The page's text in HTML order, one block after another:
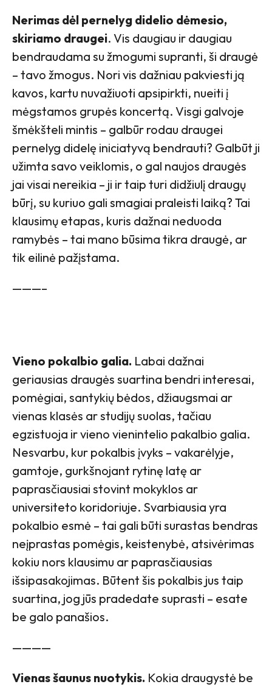
Nerimas dėl pernelyg didelio dėmesio,
skiriamo draugei. Vis daugiau ir daugiau
bendraudama su žmogumi supranti, ši draugė
– tavo žmogus. Nori vis dažniau pakviesti ją
kavos, kartu nuvažiuoti apsipirkti, nueiti į
mėgstamos grupės koncertą. Visgi galvoje
šmėkšteli mintis – galbūr rodau draugei
pernelyg didelę iniciatyvą bendrauti? Galbūt ji
užimta savo veiklomis, o gal naujos draugės
jai visai nereikia – ji ir taip turi didžiulį draugų
būrį, su kuriuo gali smagiai praleisti laiką? Tai
klausimų etapas, kuris dažnai neduoda
ramybės – tai mano būsima tikra draugė, ar
tik eilinė pažįstama.
———–
Vieno pokalbio galia. Labai dažnai
geriausias draugės suartina bendri interesai,
pomėgiai, santykių bėdos, džiaugsmai ar
vienas klasės ar studijų suolas, tačiau
egzistuoja ir vieno vienintelio pakalbio galia.
Nesvarbu, kur pokalbis įvyks – vakarėlyje,
gamtoje, gurkšnojant rytinę latę ar
paprasčiausiai stovint mokyklos ar
universiteto koridoriuje. Svarbiausia yra
pokalbio esmė – tai gali būti surastas bendras
neįprastas pomėgis, keistenybė, atsivėrimas
kokiu nors klausimu ar paprasčiausias
išsipasakojimas. Būtent šis pokalbis jus taip
suartina, jog jūs pradedate suprasti – esate
be galo panašios.
————
Vienas šaunus nuotykis. Kokia draugystė be